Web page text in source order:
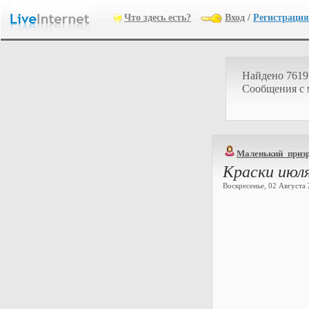
Что здесь есть? Вход / Регистрация
Найдено
Cообщения с
Краски
Воскресенье, 02